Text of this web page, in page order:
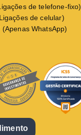
de telefone-fixo)
de celular)
WhatsApp)